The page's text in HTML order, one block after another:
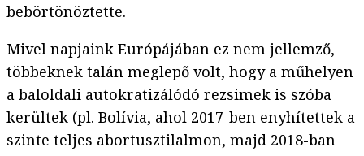
bebörtönöztette.
Mivel napjaink Európájában ez nem jellemző,
többeknek talán meglepő volt, hogy a műhelyen
a baloldali autokratizálódó rezsimek is szóba
kerültek (pl. Bolívia, ahol 2017-ben enyhítettek a
szinte teljes abortusztilalmon, majd 2018-ban